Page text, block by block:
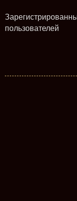
пользователей